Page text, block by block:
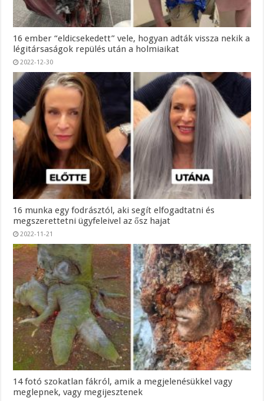
16 ember “eldicsekedett” vele, hogyan adták vissza nekik a
légitársaságok repülés után a holmiaikat
2022-12-30
16 munka egy fodrásztól, aki segít elfogadtatni és
megszerettetni ügyfeleivel az ősz hajat
2022-11-21
14 fotó szokatlan fákról, amik a megjelenésükkel vagy
meglepnek, vagy megijesztenek